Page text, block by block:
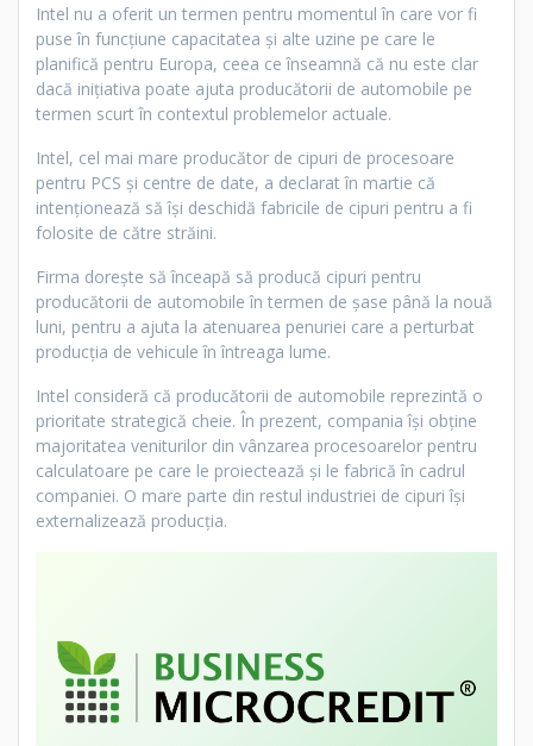
Intel nu a oferit un termen pentru momentul în care vor fi
puse în funcțiune capacitatea și alte uzine pe care le
planifică pentru Europa, ceea ce înseamnă că nu este clar
dacă inițiativa poate ajuta producătorii de automobile pe
termen scurt în contextul problemelor actuale.
Intel, cel mai mare producător de cipuri de procesoare
pentru PCS și centre de date, a declarat în martie că
intenționează să își deschidă fabricile de cipuri pentru a fi
folosite de către străini.
Firma dorește să înceapă să producă cipuri pentru
producătorii de automobile în termen de șase până la nouă
luni, pentru a ajuta la atenuarea penuriei care a perturbat
producția de vehicule în întreaga lume.
Intel consideră că producătorii de automobile reprezintă o
prioritate strategică cheie. În prezent, compania își obține
majoritatea veniturilor din vânzarea procesoarelor pentru
calculatoare pe care le proiectează și le fabrică în cadrul
companiei. O mare parte din restul industriei de cipuri își
externalizează producția.